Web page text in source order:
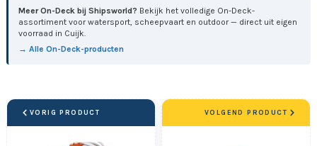
Meer On-Deck bij Shipsworld? Bekijk het volledige On-Deck-
assortiment voor watersport, scheepvaart en outdoor — direct uit eigen
voorraad in Cuijk.
→ Alle On-Deck-producten
VORIG PRODUCT VOLGEND PRODUCT